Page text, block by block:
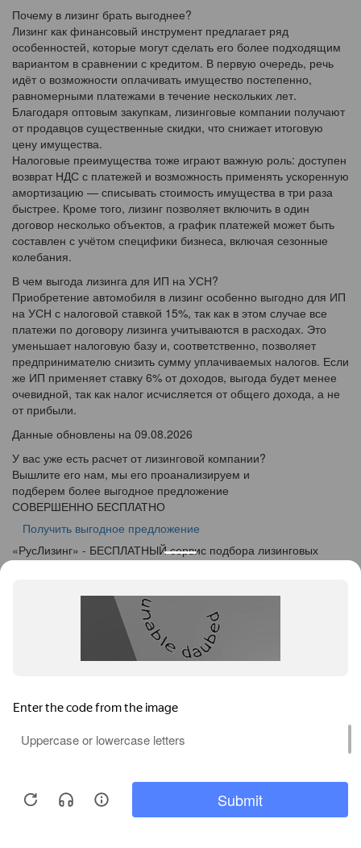
Почему в лизинг брать выгоднее?
Лизинг как финансовый инструмент предлагает ряд
особенностей, которые могут сделать его более подходящим
вариантом в сравнении с кредитом. В первую очередь, речь
идёт о возможности оплачивать имущество постепенно,
равномерными платежами в течение нескольких лет.
Благодаря оптовым закупкам, лизинговые компании получают
от продавцов существенные скидки, что снижает итоговую
цену имущества.
Налоговые преимущества тоже играют важную роль: доступен
возврат НДС с платежей и возможность применять ускоренную
амортизацию — списывать стоимость имущества в три раза
быстрее. Кроме того, лизинг позволяет включить в один
договор несколько объектов, а график платежей может быть
составлен с учётом специфики бизнеса, включая сезонные
колебания.
В чем выгода лизинга для ИП на УСН?
Приобретение автомобиля в лизинг особенно выгодно для ИП
на УСН с налоговой ставкой 15%, так как в этом случае все
платежи по договору лизинга учитываются в расходах. Это
уменьшает налоговую базу и, соответственно, позволяет
предпринимателю снизить сумму уплачиваемых налогов. Если
же ИП применяет ставку 6% от доходов, выгода будет менее
очевидной, так как налог исчисляется от общего дохода, а не
от прибыли.
Данные обновлены на 09.08.2026
У вас уже есть расчет от лизинговой компании?
Вышлите его нам, мы его проанализируем и
подберем более выгодное предложение
СОВЕРШЕННО БЕСПЛАТНО
Получить выгодное предложение
«РусЛизинг» - БЕСПЛАТНЫЙ сервис подбора лизинговых
+7 (495) 103-49-76
664005, Иркутская Область, г. Иркутск, ул. Маяковского дом
Калькулятор
Кейсы Клиентам
О компании
Контакты
Политика конфиденциальности